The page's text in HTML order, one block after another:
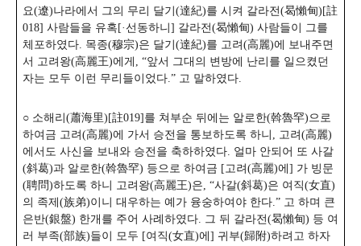
요(遼)나라에서 그의 무리 달기(達紀)를 시켜 갈라전(曷懶甸)[註
018] 사람들을 유혹[·선동하니] 갈라전(曷懶甸) 사람들이 그를
체포하였다. 목종(穆宗)은 달기(達紀)를 고려(高麗)에 보내주면
서 고려왕(高麗王)에게, “앞서 그대의 변방에 난리를 일으켰던
자는 모두 이런 무리들이었다.” 고 말하였다.
○ 소해리(蕭海里)[註019]를 쳐부순 뒤에는 알로한(斡魯罕)으로
하여금 고려(高麗)에 가서 승전을 통보하도록 하니, 고려(高麗)
에서도 사신을 보내와 승전을 축하하였다. 얼마 안되어 또 사갈
(斜葛)과 알로한(斡魯罕) 등으로 하여금 [고려(高麗)에] 가 빙문
(聘問)하도록 하니 고려왕(高麗王)은, “사갈(斜葛)은 여직(女直)
의 족제(族弟)이니 대우하는 예가 융숭하여야 한다.” 고 하며 큰
은반(銀盤) 한개를 주어 사례하였다. 그 뒤 갈라전(曷懶甸) 등 여
러 부족(部族)들이 모두 [여직(女直)에] 귀부(歸附)하려고 하자